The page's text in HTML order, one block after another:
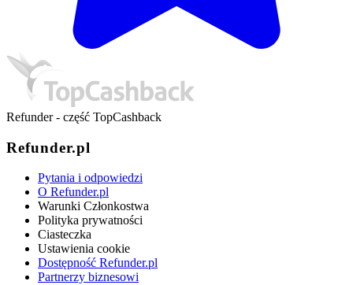
Refunder - część TopCashback
Refunder.pl
Pytania i odpowiedzi
O Refunder.pl
Warunki Członkostwa
Polityka prywatności
Ciasteczka
Ustawienia cookie
Dostępność Refunder.pl
Partnerzy biznesowi